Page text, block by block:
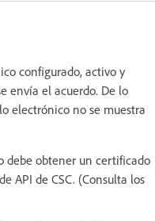
configurado, activo y
envía el acuerdo. De lo
electrónico no se muestra
debe obtener un certificado
API de CSC. (Consulta los